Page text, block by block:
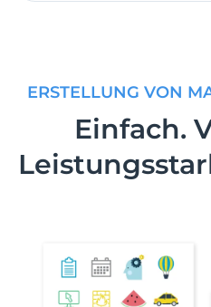
ERSTELLUNG VON
Einfach.